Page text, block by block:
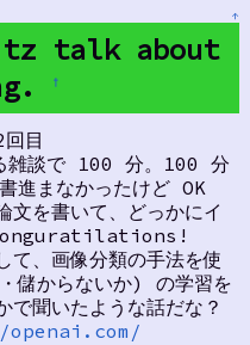
↑
talk about
†
目
談で 100 分。100 分
進まなかったけど OK
文を書いて、どっかにイ
Conguratilations!
て、画像分類の手法を使
儲からないか) の学習を
で聞いたような話だな？